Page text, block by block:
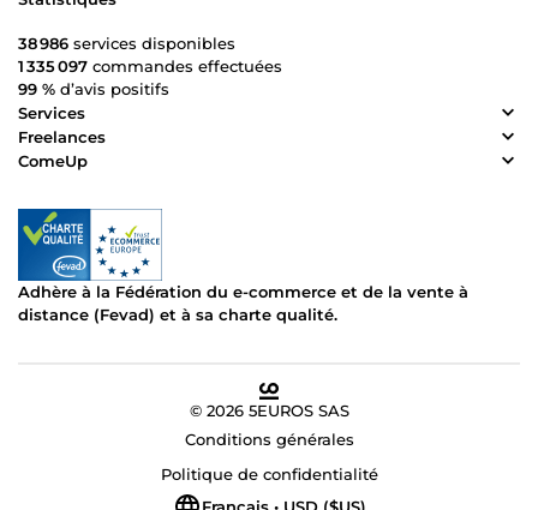
38 986 services disponibles
1 335 097 commandes effectuées
99 % d’avis positifs
Services
Freelances
ComeUp
Adhère à la Fédération du e-commerce et de la vente à
distance (Fevad) et à sa charte qualité.
© 2026 5EUROS SAS
Conditions générales
Politique de confidentialité
Français • USD ($US)